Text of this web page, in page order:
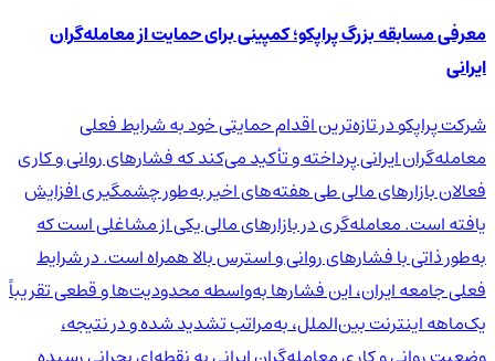
معرفی مسابقه بزرگ پراپکو؛ کمپینی برای حمایت از معامله‌گران
ایرانی
شرکت پراپکو در تازه‌ترین اقدام حمایتی خود به شرایط فعلی
معامله‌گران ایرانی پرداخته و تأکید می‌کند که فشارهای روانی و کاری
فعالان بازارهای مالی طی هفته‌های اخیر به‌طور چشمگیری افزایش
یافته است. معامله‌گری در بازارهای مالی یکی از مشاغلی است که
به‌طور ذاتی با فشارهای روانی و استرس بالا همراه است. در شرایط
فعلی جامعه ایران، این فشارها به‌واسطه محدودیت‌ها و قطعی تقریباً
یک‌ماهه اینترنت بین‌الملل، به‌مراتب تشدید شده و در نتیجه،